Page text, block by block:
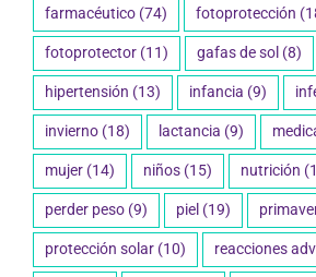
farmacéutico (74) fotoprotección
fotoprotector (11) gafas de sol (8)
hipertensión (13) infancia (9)
invierno (18) lactancia (9)
mujer (14) niños (15) nutrición
perder peso (9) piel (19)
protección solar (10) reacciones